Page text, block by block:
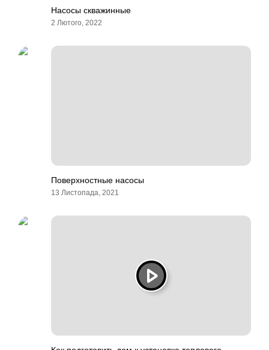
Насосы скважинные
2 Лютого, 2022
Поверхностные насосы
13 Листопада, 2021